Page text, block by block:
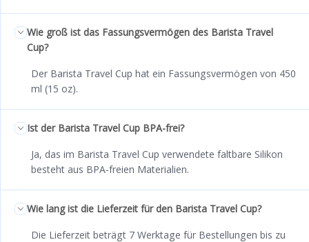
Wie groß ist das Fassungsvermögen des Barista Travel
Cup?
Der Barista Travel Cup hat ein Fassungsvermögen von 450
ml (15 oz).
Ist der Barista Travel Cup BPA-frei?
Ja, das im Barista Travel Cup verwendete faltbare Silikon
besteht aus BPA-freien Materialien.
Wie lang ist die Lieferzeit für den Barista Travel Cup?
Die Lieferzeit beträgt 7 Werktage für Bestellungen bis zu